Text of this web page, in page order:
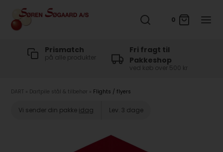
0
Prismatch
på alle produkter
Fri fragt til
Pakkeshop
ved køb over 500 kr
DART Dartpile stål & tilbehør Flights / flyers
Vi sender din pakke idag Lev. 3 dage